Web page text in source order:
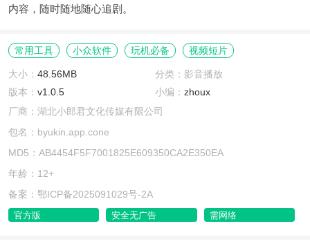
内容，随时随地随心追剧。
常用工具 小众软件 玩机必备 视频短片
大小： 48.56MB
分类：影音播放
版本： v1.0.5 小编： zhoux
厂商：湖北小郎君文化传媒有限公司
包名：byukin.app.cone
MD5：AB4454F5F7001825E609350CA2E350EA
年龄：12+
备案：鄂ICP备2025091029号-2A
官方版 安全无广告 需网络